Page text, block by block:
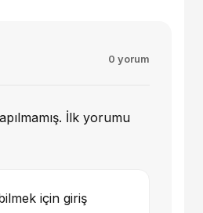
0 yorum
İlk yorumu
için giriş